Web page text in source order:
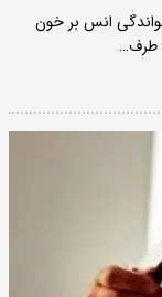
انس بر خون
طرف…